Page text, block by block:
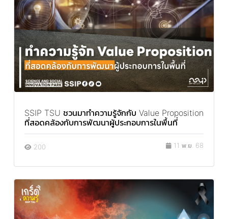
SSIP TSU ชวนมาทำความรู้จักกับ Value Proposition
ที่สอดคล้องกับการพัฒนาผู้ประกอบการในพื้นที่
200 11 พ.ย. 68